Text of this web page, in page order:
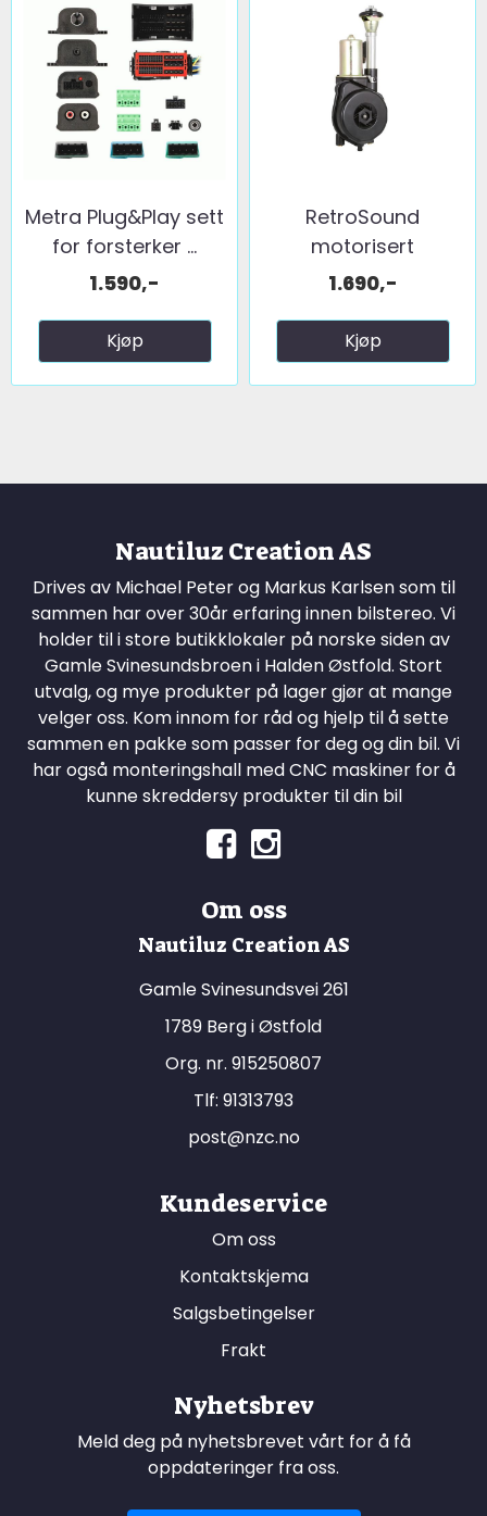
Metra Plug&Play sett
for forsterker ...
1.590,-
Kjøp
RetroSound
motorisert
teleskopantenne ...
1.690,-
Kjøp
Nautiluz Creation AS
Drives av Michael Peter og Markus Karlsen som til
sammen har over 30år erfaring innen bilstereo. Vi
holder til i store butikklokaler på norske siden av
Gamle Svinesundsbroen i Halden Østfold. Stort
utvalg, og mye produkter på lager gjør at mange
velger oss. Kom innom for råd og hjelp til å sette
sammen en pakke som passer for deg og din bil. Vi
har også monteringshall med CNC maskiner for å
kunne skreddersy produkter til din bil
Om oss
Nautiluz Creation AS
Gamle Svinesundsvei 261
1789 Berg i Østfold
Org. nr. 915250807
Tlf: 91313793
post@nzc.no
Kundeservice
Om oss
Kontaktskjema
Salgsbetingelser
Frakt
Nyhetsbrev
Meld deg på nyhetsbrevet vårt for å få
oppdateringer fra oss.